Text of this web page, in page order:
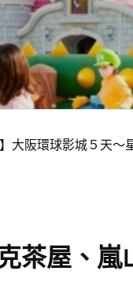
】大阪環球影城５天
茶屋、